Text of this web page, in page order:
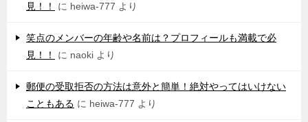
見！！
に heiwa-777 より
笑点のメンバーの年齢や名前は？プロフィールも満載で必
見！！
に naoki より
郵便の受取拒否の方法は意外と簡単！絶対やってはいけない
こともある に heiwa-777 より